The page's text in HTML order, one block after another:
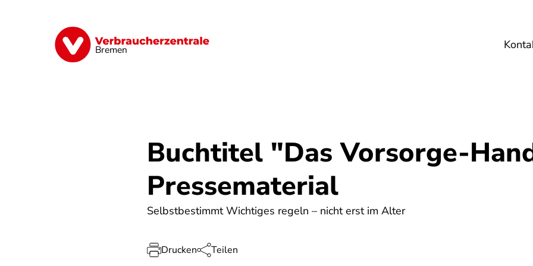
Bremen
Finanzen Digitales Lebensmittel
Buchtitel "Das Vorsorge-
Pressematerial
Selbstbestimmt Wichtiges regeln – nicht erst im Alter
Drucken Teilen